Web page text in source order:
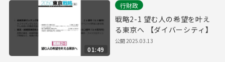
01:49
行財政
戦略2-1 望む人の希望を叶え
る東京へ 【ダイバーシティ】
公開2025.03.13